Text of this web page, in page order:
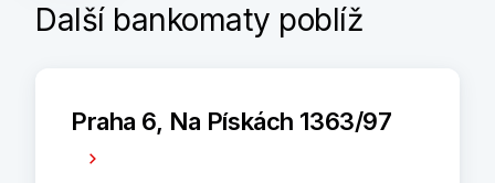
Další bankomaty poblíž
Praha 6, Na Pískách 1363/97